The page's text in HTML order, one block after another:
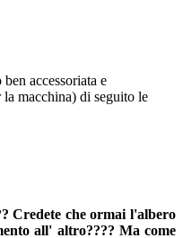
accessoriata e
macchina) di seguito le
Credete che ormai l'albero
all' altro???? Ma come